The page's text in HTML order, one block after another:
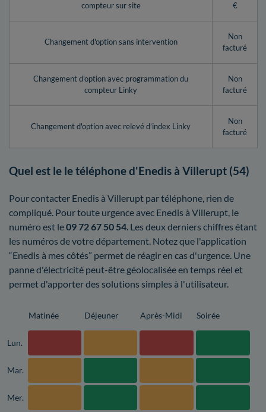
compteur sur site
€
Changement d'option sans intervention
Non
facturé
Changement d'option avec programmation du
compteur Linky
Non
facturé
Changement d'option avec relevé d’index Linky
Non
facturé
Quel est le le téléphone d'Enedis à Villerupt (54)
Pour contacter Enedis à Villerupt par téléphone, rien de
compliqué. Pour toute urgence avec Enedis à Villerupt, le
numéro est le09 72 67 50 54 . Les deux derniers chiffres étant
les numéros de votre département. Notez que l'application
“Enedis à mes côtés” permet de réagir en cas d'urgence. Une
panne d'électricité peut-être géolocalisée en temps réel et
permet d'apporter des solutions simples à l'utilisateur.
Matinée Déjeuner Après-Midi Soirée
Lun.
Mar.
Mer.